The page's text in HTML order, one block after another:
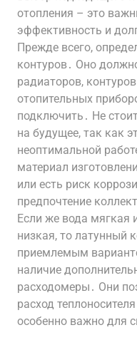
отопления – это
эффективность и
Прежде всего,
контуров․ Оно
радиаторов,
отопительных
подключить․ Не
на будущее, так как
неоптимальной
материал
или есть риск
предпочтение
Если же вода мягкая
низкая, то латунный
приемлемым
наличие
расходомеры․ Они
расход
особенно важно для